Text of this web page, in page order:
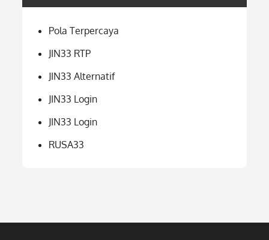
Pola Terpercaya
JIN33 RTP
JIN33 Alternatif
JIN33 Login
JIN33 Login
RUSA33